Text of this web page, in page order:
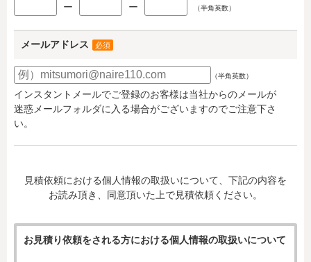
ー ー （半角英数）
メールアドレス 必須
（半角英数）
インスタントメールでご登録のお客様は当社からのメールが
迷惑メールフォルダに入る場合がございますのでご注意下さ
い。
見積依頼における個人情報の取扱いについて、下記の内容を
お読み頂き、同意頂いた上で見積依頼ください。
お見積り依頼をされる方における個人情報の取扱いについて